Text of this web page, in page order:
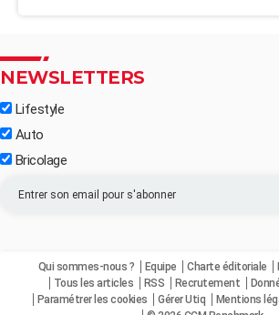
NEWSLETTERS
Lifestyle
Auto
Bricolage
Qui sommes-nous ? Equipe Charte éditoriale
Tous les articles
RSS Recrutement
Paramétrer les cookies
Gérer Utiq Mentions